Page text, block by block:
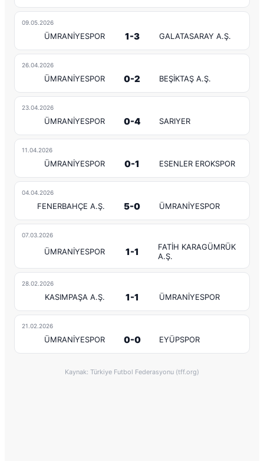
09.05.2026
ÜMRANİYESPOR 1-3 GALATASARAY A.Ş.
26.04.2026
ÜMRANİYESPOR 0-2 BEŞİKTAŞ A.Ş.
23.04.2026
ÜMRANİYESPOR 0-4 SARIYER
11.04.2026
ÜMRANİYESPOR 0-1 ESENLER EROKSPOR
04.04.2026
FENERBAHÇE A.Ş. 5-0 ÜMRANİYESPOR
07.03.2026
ÜMRANİYESPOR 1-1
FATİH KARAGÜMRÜK
A.Ş.
28.02.2026
KASIMPAŞA A.Ş. 1-1 ÜMRANİYESPOR
21.02.2026
ÜMRANİYESPOR 0-0 EYÜPSPOR
Kaynak: Türkiye Futbol Federasyonu (tff.org)